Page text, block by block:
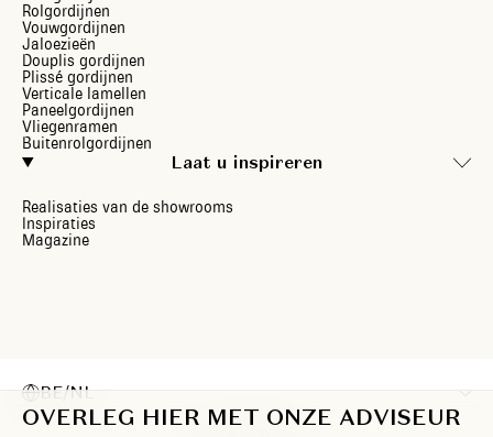
OVERLEG HIER MET ONZE ADVISEUR
Rolgordijnen
Vouwgordijnen
Jaloezieën
Douplis gordijnen
Plissé gordijnen
Verticale lamellen
Paneelgordijnen
Vliegenramen
Buitenrolgordijnen
Laat u inspireren
Realisaties van de showrooms
Inspiraties
Magazine
BE/NL